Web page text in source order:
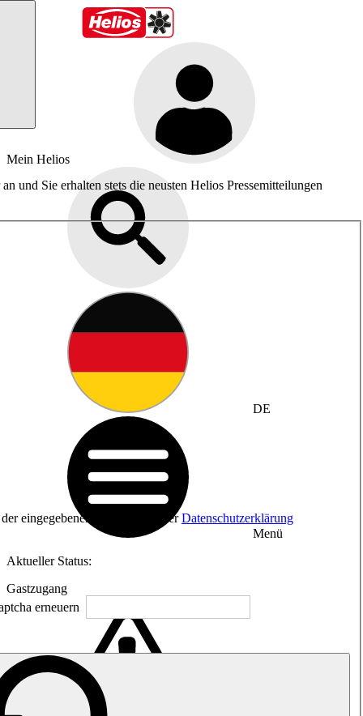
Mein Helios
DE
Menü
Aktueller Status:
Gastzugang
und Sie erhalten stets die neusten Helios Pressemitteilungen
eingegebenen Daten sowie derDatenschutzerklärung